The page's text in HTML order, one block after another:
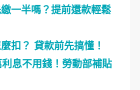
一半嗎？提前還款輕鬆
扣？ 貸款前先搞懂！
息不用錢！勞動部補貼